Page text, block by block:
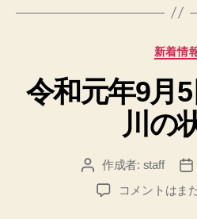
日
状
況
の
カ
ゴ
リ
ー
新着情
令和元年9月
川の
投
稿
作成者: staff
投
稿
日
令
コメントはま